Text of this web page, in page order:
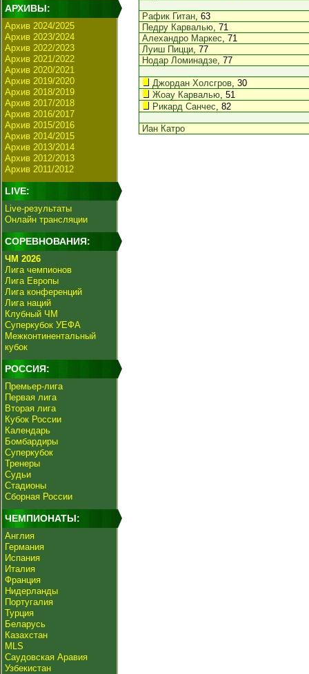
АРХИВЫ:
Архив 2024/2025
Архив 2023/2024
Архив 2022/2023
Архив 2021/2022
Архив 2020/2021
Архив 2019/2020
Архив 2018/2019
Архив 2017/2018
Архив 2016/2017
Архив 2015/2016
Архив 2014/2015
Архив 2013/2014
Архив 2012/2013
Архив 2011/2012
LIVE:
Live-результаты
Онлайн трансляции
СОРЕВНОВАНИЯ:
ЧМ 2026
Лига чемпионов
Лига Европы
Лига конференций
Лига наций
Клубный ЧМ
Суперкубок УЕФА
Межконтинентальный
кубок
РОССИЯ:
Премьер-лига
Первая лига
Вторая лига
Кубок России
Календарь
Бомбардиры
Суперкубок
Тренеры
Судьи
Стадионы
Сборная России
ЧЕМПИОНАТЫ:
Англия
Германия
Испания
Италия
Франция
Нидерланды
Португалия
Турция
Беларусь
Казахстан
MLS
Саудовская Аравия
Узбекистан
Рафик Гитан, 63
Педру Карвалью, 71
Алехандро Маркес, 71
Луиш Пицци, 77
Нодар Ломинадзе, 77
Джордан Холсгров, 30
Жоау Карвалью, 51
Рикард Санчес, 82
Иан Катро